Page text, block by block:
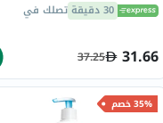
30 دقيقة تصلك في
31.66
37.25
35% خصم